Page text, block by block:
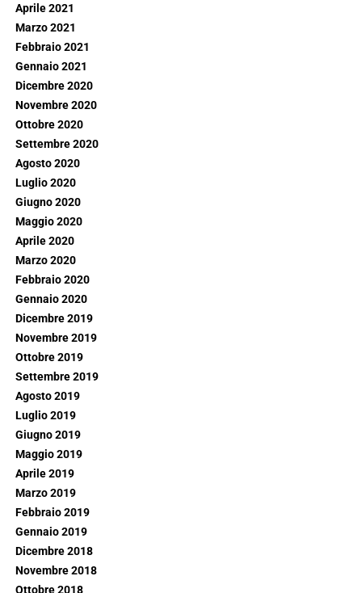
Aprile 2021
Marzo 2021
Febbraio 2021
Gennaio 2021
Dicembre 2020
Novembre 2020
Ottobre 2020
Settembre 2020
Agosto 2020
Luglio 2020
Giugno 2020
Maggio 2020
Aprile 2020
Marzo 2020
Febbraio 2020
Gennaio 2020
Dicembre 2019
Novembre 2019
Ottobre 2019
Settembre 2019
Agosto 2019
Luglio 2019
Giugno 2019
Maggio 2019
Aprile 2019
Marzo 2019
Febbraio 2019
Gennaio 2019
Dicembre 2018
Novembre 2018
Ottobre 2018